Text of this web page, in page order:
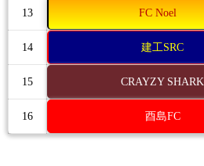
13 FC Noel
14 建工SRC
15 CRAYZY SHARK
16 酉島FC